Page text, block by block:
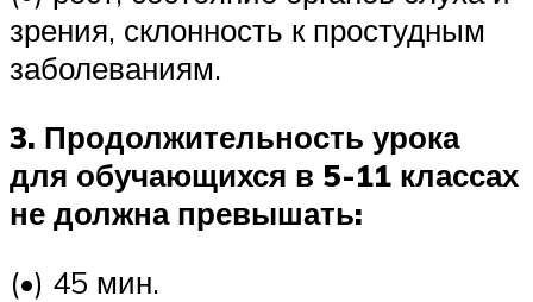
зрения, склонность к простудным
заболеваниям.
3. Продолжительность урока
для обучающихся в 5-11 классах
не должна превышать:
(•) 45 мин.